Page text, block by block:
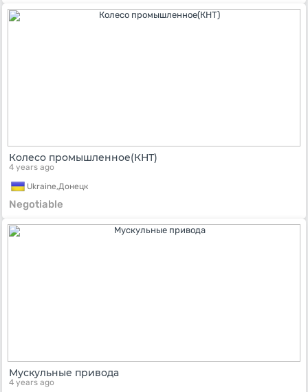
Колесо промышленное(КНТ)
4 years ago
Ukraine,Донецк
Negotiable
Мускульные привода
4 years ago